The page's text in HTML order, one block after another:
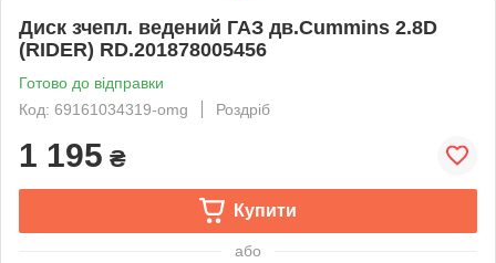
Диск зчепл. ведений ГАЗ дв.Cummins 2.8D
(RIDER) RD.201878005456
Готово до відправки
Код: 69161034319-omg
Роздріб
1 195 ₴
Купити
або